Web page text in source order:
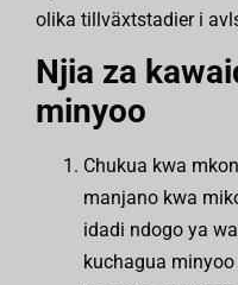
olika tillväxtstadier i
Njia za
minyoo
Chukua kwa
manjano kwa
idadi ndogo ya
kuchagua